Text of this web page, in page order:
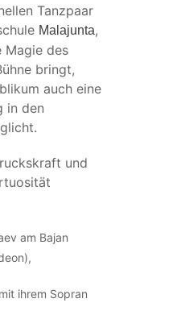
Tanzpaar
Malajunta,
Magie des
bringt,
auch eine
in den
und
am Bajan
ihrem Sopran